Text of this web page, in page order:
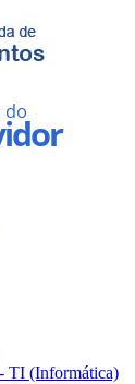
TI (Informática)